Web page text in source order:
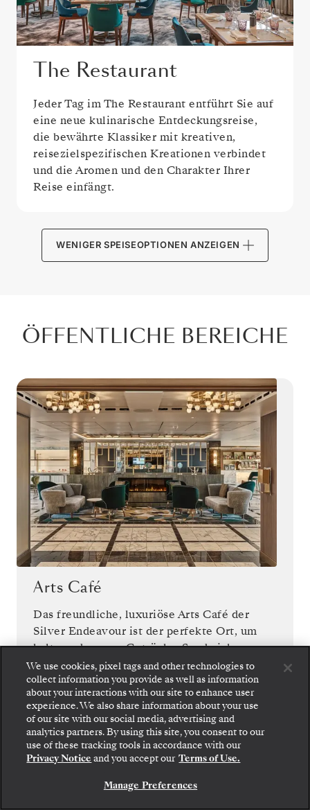
The Restaurant
Jeder Tag im The Restaurant entführt Sie auf
eine neue kulinarische Entdeckungsreise,
die bewährte Klassiker mit kreativen,
reisezielspezifischen Kreationen verbindet
und die Aromen und den Charakter Ihrer
Reise einfängt.
WENIGER SPEISEOPTIONEN ANZEIGEN
ÖFFENTLICHE BEREICHE
Arts Café
Das freundliche, luxuriöse Arts Café der
Silver Endeavour ist der perfekte Ort, um
kalte und warme Getränke, Sandwiches,
Salate sowie Kuchen und kleine Gerichte zu
genießen, während man die herrliche
Aussicht bewundert.
Gehen Sie an Bord: Wählen Sie Ihre Suite und
prüfen Sie die Preise und Inklusivleistungen, bevor
Sie Ihre Silversea-Reise sicher bestätigen.
BUCHEN SIE IHRE SUITE
We use cookies, pixel tags and other technologies to
collect information you provide as well as information
about your interactions with our site to enhance user
experience. We also share information about your use
of our site with our social media, advertising and
analytics partners. By using this site, you consent to our
use of these tracking tools in accordance with our
Privacy Notice and you accept our Terms of Use.
Manage Preferences